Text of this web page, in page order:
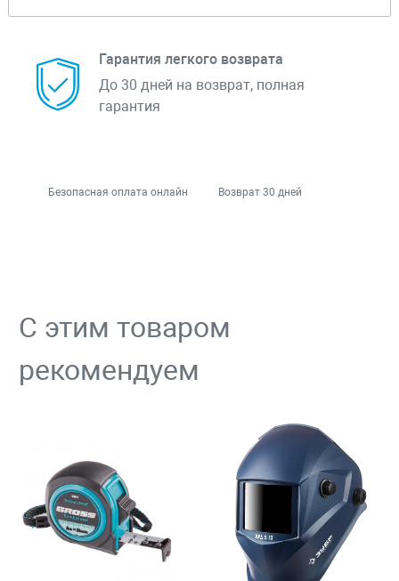
Гарантия легкого возврата
До 30 дней на возврат, полная
гарантия
Безопасная оплата онлайн Возврат 30 дней
С этим товаром
рекомендуем